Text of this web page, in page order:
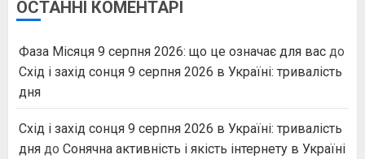
ОСТАННІ КОМЕНТАРІ
Фаза Місяця 9 серпня 2026: що це означає для вас до
Схід і захід сонця 9 серпня 2026 в Україні: тривалість
дня
Схід і захід сонця 9 серпня 2026 в Україні: тривалість
дня до Сонячна активність і якість інтернету в Україні